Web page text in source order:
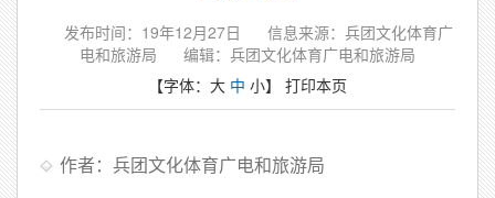
发布时间：19年12月27日
信息来源：兵团文化体育广
电和旅游局
编辑：兵团文化体育广电和旅游局
【字体： 大 中 小】 打印本页
作者：兵团文化体育广电和旅游局